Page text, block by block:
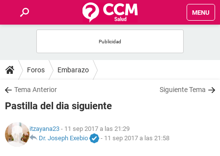
MENU
FOROS
SALUD
NUTRICIÓN
Foros Embarazo
Tema Anterior Siguiente Tema
Pastilla del dia siguiente
itzayana23 - 11 sep 2017 a las 21:29
Dr. Joseph Exebio
- 11 sep 2017 a las 21:58